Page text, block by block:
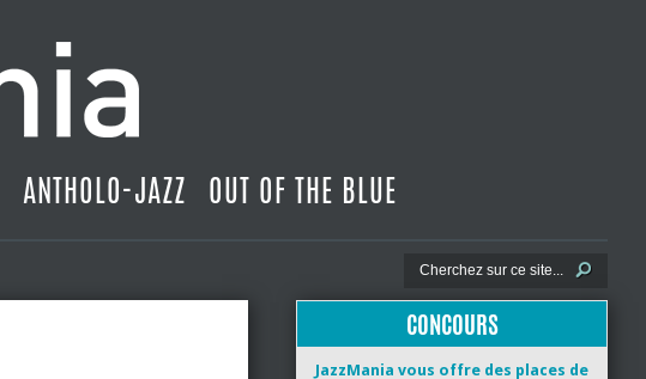
ANTHOLO-JAZZ OUT OF THE BLUE
CONCOURS
JazzMania vous offre des places de